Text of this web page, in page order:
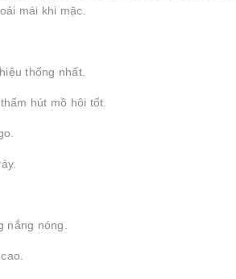
mái khi mặc.
thống nhất.
hút mồ hôi tốt.
nóng.